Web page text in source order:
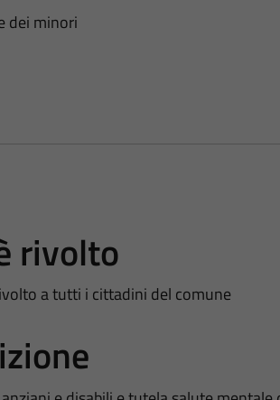
dei minori
rivolto
a tutti i cittadini del comune